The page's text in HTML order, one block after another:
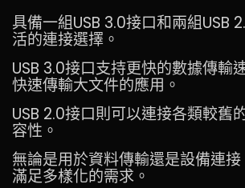
具備一組USB 3.0接口和兩組USB
活的連接選擇。
USB 3.0接口支持更快的數據傳輸
快速傳輸大文件的應用。
USB 2.0接口則可以連接各類較舊
容性。
無論是用於資料傳輸還是設備連
滿足多樣化的需求。